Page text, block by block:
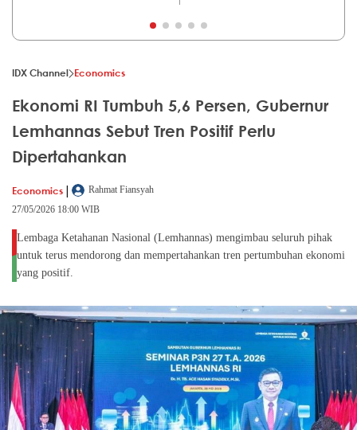
IDX Channel Economics
Ekonomi RI Tumbuh 5,6 Persen, Gubernur
Lemhannas Sebut Tren Positif Perlu
Dipertahankan
Economics |
Rahmat Fiansyah
27/05/2026 18:00 WIB
Lembaga Ketahanan Nasional (Lemhannas) mengimbau seluruh pihak
untuk terus mendorong dan mempertahankan tren pertumbuhan ekonomi
yang positif.